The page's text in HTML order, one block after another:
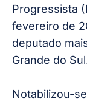
Progressista
fevereiro de
deputado
Grande do
Notabilizou-